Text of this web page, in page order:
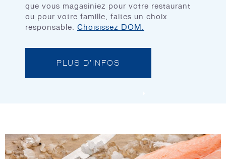
que vous magasiniez pour votre restaurant
ou pour votre famille, faites un choix
responsable. Choisissez DOM.
PLUS D’INFOS